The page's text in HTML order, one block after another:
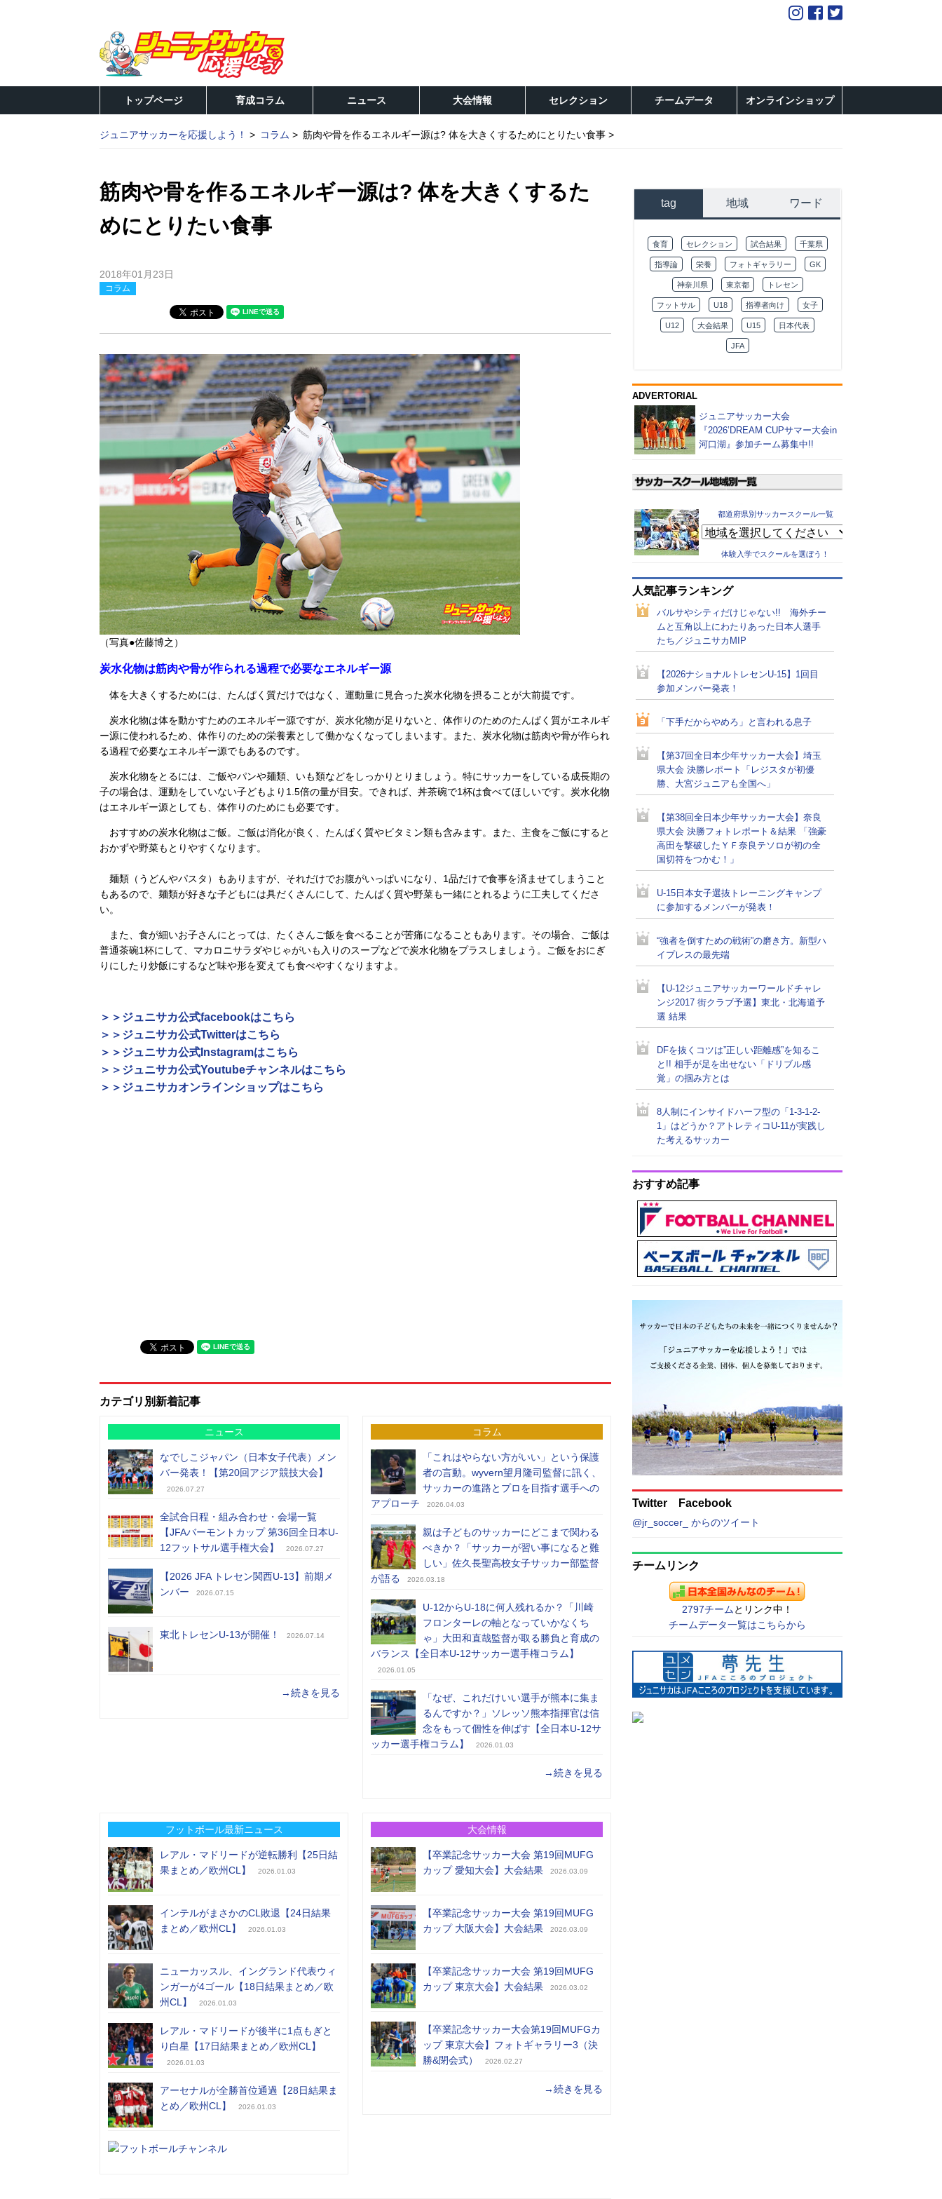
トップページ 育成コラム ニュース 大会情報 セレクション チームデータ オンラインショップ
ジュニアサッカーを応援しよう！ コラム 筋肉や骨を作るエネルギー源は? 体を大きくするためにとりたい食事
筋肉や骨を作るエネルギー源は? 体を大きくするた
めにとりたい食事
2018年01月23日
コラム
（写真●佐藤博之）
炭水化物は筋肉や骨が作られる過程で必要なエネルギー源
体を大きくするためには、たんぱく質だけではなく、運動量に見合った炭水化物を摂ることが大前提です。
炭水化物は体を動かすためのエネルギー源ですが、炭水化物が足りないと、体作りのためのたんぱく質がエネルギ
ー源に使われるため、体作りのための栄養素として働かなくなってしまいます。また、炭水化物は筋肉や骨が作られ
る過程で必要なエネルギー源でもあるのです。
炭水化物をとるには、ご飯やパンや麺類、いも類などをしっかりとりましょう。特にサッカーをしている成長期の
子の場合は、運動をしていない子どもより1.5倍の量が目安。できれば、丼茶碗で1杯は食べてほしいです。炭水化物
はエネルギー源としても、体作りのためにも必要です。
おすすめの炭水化物はご飯。ご飯は消化が良く、たんぱく質やビタミン類も含みます。また、主食をご飯にすると
おかずや野菜もとりやすくなります。
麺類（うどんやパスタ）もありますが、それだけでお腹がいっぱいになり、1品だけで食事を済ませてしまうこと
もあるので、麺類が好きな子どもには具だくさんにして、たんぱく質や野菜も一緒にとれるように工夫してくださ
い。
また、食が細いお子さんにとっては、たくさんご飯を食べることが苦痛になることもあります。その場合、ご飯は
普通茶碗1杯にして、マカロニサラダやじゃがいも入りのスープなどで炭水化物をプラスしましょう。ご飯をおにぎ
りにしたり炒飯にするなど味や形を変えても食べやすくなりますよ。
＞＞ジュニサカ公式facebookはこちら
＞＞ジュニサカ公式Twitterはこちら
＞＞ジュニサカ公式Instagramはこちら
＞＞ジュニサカ公式Youtubeチャンネルはこちら
＞＞ジュニサカオンラインショップはこちら
カテゴリ別新着記事
ニュース
なでしこジャパン（日本女子代表）メン
バー発表！【第20回アジア競技大会】
2026.07.27
全試合日程・組み合わせ・会場一覧
【JFAバーモントカップ 第36回全日本U-
12フットサル選手権大会】
2026.07.27
【2026 JFA トレセン関西U-13】前期メ
ンバー
2026.07.15
東北トレセンU-13が開催！ 2026.07.14
→続きを見る
コラム
「これはやらない方がいい」という保護
者の言動。wyvern望月隆司監督に訊く、
サッカーの進路とプロを目指す選手への
アプローチ
2026.04.03
親は子どものサッカーにどこまで関わる
べきか？「サッカーが習い事になると難
しい」佐久長聖高校女子サッカー部監督
が語る
2026.03.18
U-12からU-18に何人残れるか？「川崎
フロンターレの軸となっていかなくち
ゃ」大田和直哉監督が取る勝負と育成の
バランス【全日本U-12サッカー選手権コラム】
2026.01.05
「なぜ、これだけいい選手が熊本に集ま
るんですか？」ソレッソ熊本指揮官は信
念をもって個性を伸ばす【全日本U-12サ
ッカー選手権コラム】
2026.01.03
→続きを見る
フットボール最新ニュース
レアル・マドリードが逆転勝利【25日結
果まとめ／欧州CL】
2026.01.03
インテルがまさかのCL敗退【24日結果
まとめ／欧州CL】
2026.01.03
ニューカッスル、イングランド代表ウィ
ンガーが4ゴール【18日結果まとめ／欧
州CL】
2026.01.03
レアル・マドリードが後半に1点もぎと
り白星【17日結果まとめ／欧州CL】
2026.01.03
アーセナルが全勝首位通過【28日結果ま
とめ／欧州CL】
2026.01.03
大会情報
【卒業記念サッカー大会 第19回MUFG
カップ 愛知大会】大会結果
2026.03.09
【卒業記念サッカー大会 第19回MUFG
カップ 大阪大会】大会結果
2026.03.09
【卒業記念サッカー大会 第19回MUFG
カップ 東京大会】大会結果
2026.03.02
【卒業記念サッカー大会第19回MUFGカ
ップ 東京大会】フォトギャラリー3（決
勝&閉会式）
2026.02.27
→続きを見る
tag 地域 ワード
食育 セレクション 試合結果 千葉県
指導論 栄養 フォトギャラリー GK
神奈川県 東京都 トレセン
フットサル U18 指導者向け 女子
U12 大会結果 U15 日本代表
JFA
ADVERTORIAL
ジュニアサッカー大会
『2026’DREAM CUPサマー大会in
河口湖』参加チーム募集中!!
都道府県別サッカースクール一覧
体験入学でスクールを選ぼう！
人気記事ランキング
バルサやシティだけじゃない!! 海外チー
ムと互角以上にわたりあった日本人選手
たち／ジュニサカMIP
【2026ナショナルトレセンU-15】1回目
参加メンバー発表！
「下手だからやめろ」と言われる息子
【第37回全日本少年サッカー大会】埼玉
県大会 決勝レポート「レジスタが初優
勝、大宮ジュニアも全国へ」
【第38回全日本少年サッカー大会】奈良
県大会 決勝フォトレポート＆結果 「強豪
高田を撃破したＹＦ奈良テソロが初の全
国切符をつかむ！」
U-15日本女子選抜トレーニングキャンプ
に参加するメンバーが発表！
“強者を倒すための戦術”の磨き方。新型ハ
イプレスの最先端
【U-12ジュニアサッカーワールドチャレ
ンジ2017 街クラブ予選】東北・北海道予
選 結果
DFを抜くコツは”正しい距離感”を知るこ
と!! 相手が足を出せない「ドリブル感
覚」の掴み方とは
8人制にインサイドハーフ型の「1-3-1-2-
1」はどうか？アトレティコU-11が実践し
た考えるサッカー
おすすめ記事
Twitter Facebook
@jr_soccer_ からのツイート
チームリンク
2797チーム とリンク中！
チームデータ一覧はこちらから